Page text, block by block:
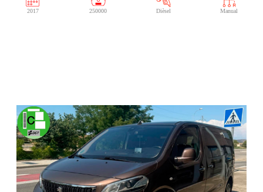
2017 250000 Dièsel Manual